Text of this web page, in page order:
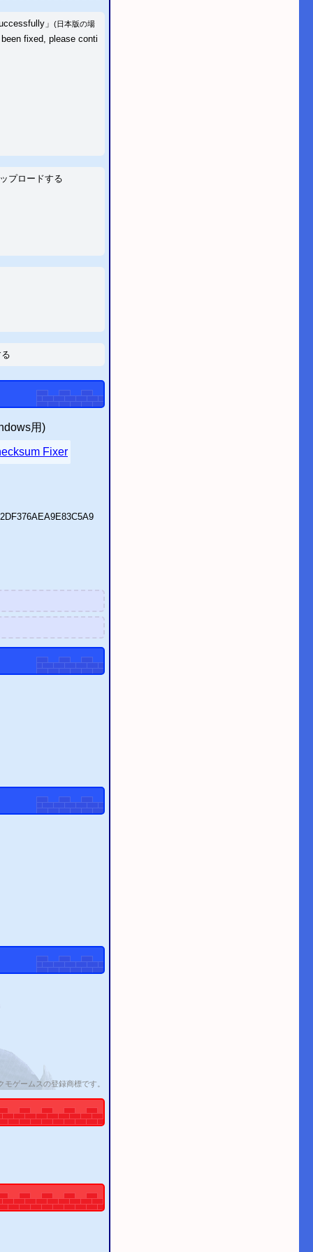
造できませんが、
」 (日本版の場
fixed, please conti
プロードする
用)
Fixer
ゲームスの登録商標です。